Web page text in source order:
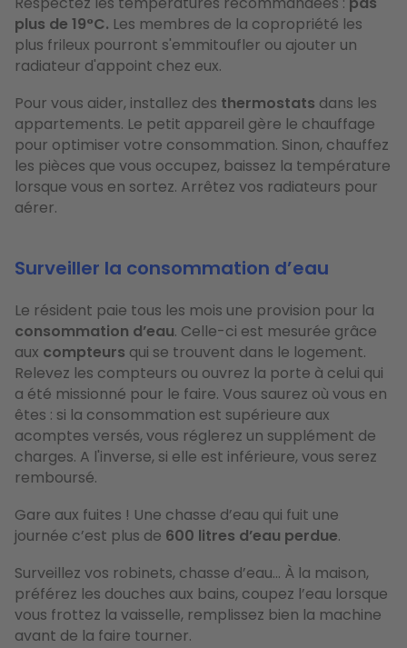
plus de 19°C. Les membres de la copropriété les
plus frileux pourront s'emmitoufler ou ajouter un
radiateur d'appoint chez eux.
Pour vous aider, installez des thermostats dans les
appartements. Le petit appareil gère le chauffage
pour optimiser votre consommation. Sinon, chauffez
les pièces que vous occupez, baissez la température
lorsque vous en sortez. Arrêtez vos radiateurs pour
aérer.
Surveiller la consommation d’eau
Le résident paie tous les mois une provision pour la
consommation d’eau. Celle-ci est mesurée grâce
aux compteurs qui se trouvent dans le logement.
Relevez les compteurs ou ouvrez la porte à celui qui
a été missionné pour le faire. Vous saurez où vous en
êtes : si la consommation est supérieure aux
acomptes versés, vous réglerez un supplément de
charges. A l'inverse, si elle est inférieure, vous serez
remboursé.
Gare aux fuites ! Une chasse d’eau qui fuit une
journée c’est plus de 600 litres d’eau perdue.
Surveillez vos robinets, chasse d’eau... À la maison,
préférez les douches aux bains, coupez l’eau lorsque
vous frottez la vaisselle, remplissez bien la machine
avant de la faire tourner.